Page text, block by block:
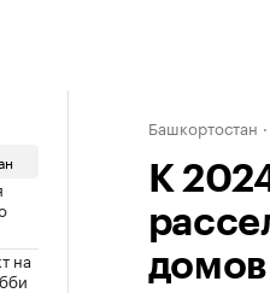
на
Башкортостан
К
домов